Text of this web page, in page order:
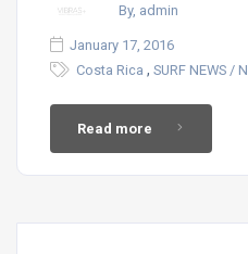
By, admin
January 17, 2016
Costa Rica , SURF NEWS /
Read more